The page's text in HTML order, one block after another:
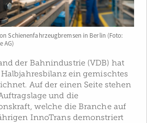
Schienenfahrzeugbremsen in Berlin (Foto:
AG)
der Bahnindustrie (VDB) hat
ein gemischtes
Auf der einen Seite stehen
und die
welche die Branche auf
InnoTrans demonstriert